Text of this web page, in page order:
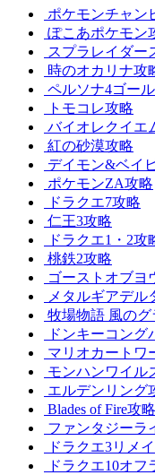
ポケモンチャン
ぽこあポケモン
スプラレイダー
時のオカリナ攻
ペルソナ4ゴー
トモコレ攻略
バイオレクイエ
紅の砂漠攻略
デイモン&ベイ
ポケモンZA攻略
ドラクエ7攻略
仁王3攻略
ドラクエ1・2攻
桃鉄2攻略
ゴーストオブヨ
メタルギアデル
牧場物語 風の
ドンキーコング
マリオカートワ
モンハンワイル
エルデンリング
Blades of Fire攻略
ファンタジーラ
ドラクエ3リメ
ドラクエ10オフ